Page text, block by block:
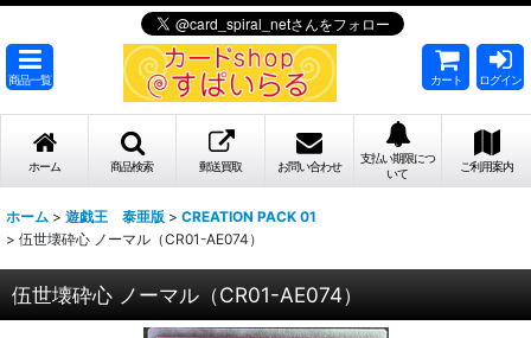
商品一覧 カート ログイン
ホーム 商品検索 郵送買取 お問い合わせ
支払い期限につ
いて
ご利用案内
ホーム > 遊戯王 泰亜版 > CREATION PACK 01
> 伍世壊砕心 ノーマル（CR01-AE074）
伍世壊砕心 ノーマル（CR01-AE074）